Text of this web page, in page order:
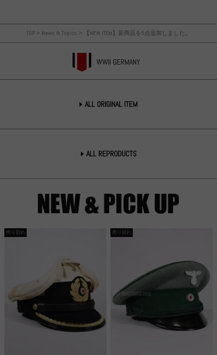
TOP > News & Topics > 【NEW ITEM】新商品を5点追加しました。
WWII GERMANY
ALL ORIGINAL ITEM
ALL REPRODUCTS
売り切れ 売り切れ